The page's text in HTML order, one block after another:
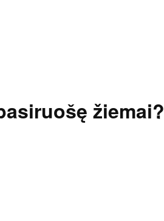
žiemai?